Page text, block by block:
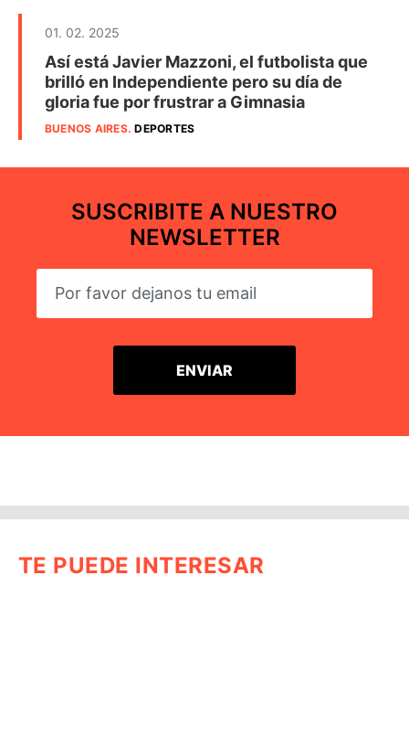
01. 02. 2025
Así está Javier Mazzoni, el futbolista que
brilló en Independiente pero su día de
gloria fue por frustrar a Gimnasia
BUENOS AIRES.DEPORTES
SUSCRIBITE A NUESTRO
NEWSLETTER
TE PUEDE INTERESAR